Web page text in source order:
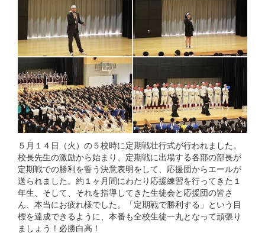
５月１４日（火）の５校時に定期戦壮行式が行われました。
校長先生の激励から始まり、定期戦に出場する各部の部長が
定期戦での勝利を誓う決意表明をして、応援団からエールが
送られました。約１ヶ月間にわたり応援練習を行ってきた１
年生、そして、それを指導してきた生徒会と応援団の皆さ
ん、本当にお疲れ様でした。「定期戦で勝利する」という目
標を達成できるように、本番も全校生徒一丸となって頑張り
ましょう！必勝白高！